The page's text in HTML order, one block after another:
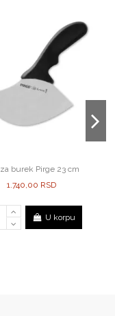
burek Pirge 23 cm
1.740,00 RSD
U korpu